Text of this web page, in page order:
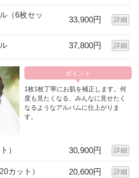
（6枚セッ
33,900円 詳細
37,800円 詳細
1枚1枚丁寧にお肌を補正します。何
度も見たくなる、みんなに見せたく
なるようなアルバムに仕上がりま
す。
） 30,900円 詳細
カット） 20,600円 詳細